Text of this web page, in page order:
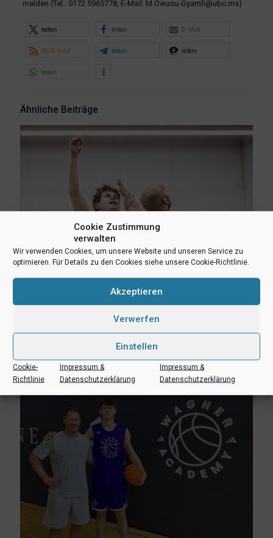
Cookie Zustimmung
verwalten
Wir verwenden Cookies, um unsere Website und unseren Service zu
optimieren. Für Details zu den Cookies siehe unsere Cookie-Richtlinie.
Akzeptieren
Verwerfen
Einstellen
Cookie-
Richtlinie
Impressum &
Datenschutzerklärung
Impressum &
Datenschutzerklärung
melden (Tel.: 0172 5965778, E-Mail: M.Owusu-Gyamfi@ubc.ms)
teilen teilen E-Mail
RSS-feed teilen teilen
teilen
Ähnliche Beiträge
Erik Niggemann setzt Karriere in Ibbenbüren fort
Mehr lesen